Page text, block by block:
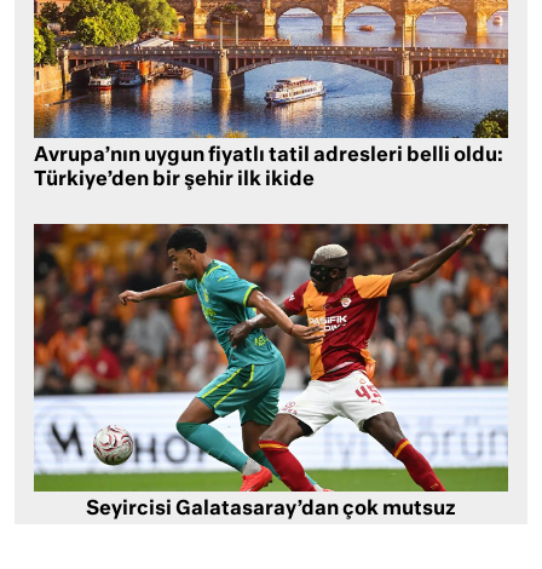
Avrupa’nın uygun fiyatlı tatil adresleri belli oldu:
Türkiye’den bir şehir ilk ikide
Seyircisi Galatasaray’dan çok mutsuz